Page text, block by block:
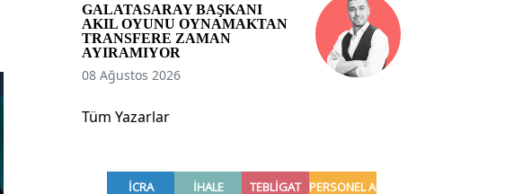
GALATASARAY BAŞKANI
AKIL OYUNU OYNAMAKTAN
TRANSFERE ZAMAN
AYIRAMIYOR
08 Ağustos 2026
Tüm Yazarlar